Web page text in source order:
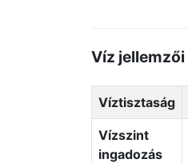
Víz jellemzői
Víztisztaság
Vízszint
ingadozás